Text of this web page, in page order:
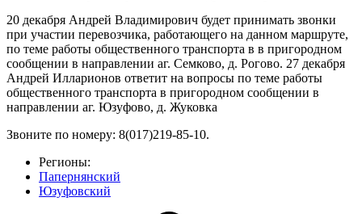
20 декабря Андрей Владимирович будет принимать звонки
при участии перевозчика, работающего на данном маршруте,
по теме работы общественного транспорта в в пригородном
сообщении в направлении аг. Семково, д. Рогово. 27 декабря
Андрей Илларионов ответит на вопросы по теме работы
общественного транспорта в пригородном сообщении в
направлении аг. Юзуфово, д. Жуковка
Звоните по номеру: 8(017)219-85-10.
Регионы:
Папернянский
Юзуфовский